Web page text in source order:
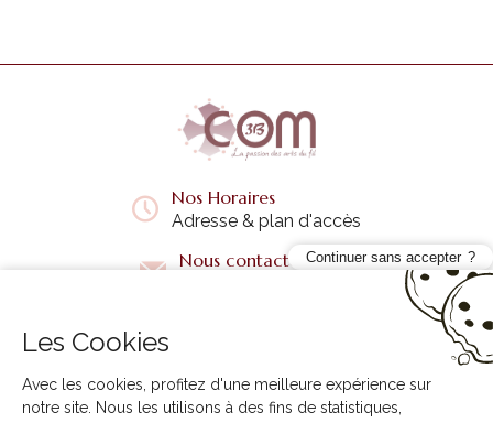
Nos Horaires
Adresse & plan d'accès
Nous contacter
Liens utiles +
Continuer sans accepter
Les Cookies
Avec les cookies, profitez d'une meilleure expérience sur
notre site. Nous les utilisons à des fins de statistiques,